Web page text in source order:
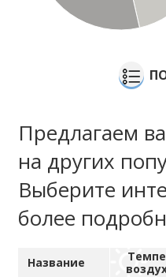
Предлагаем
на других
Выберите
более
Название